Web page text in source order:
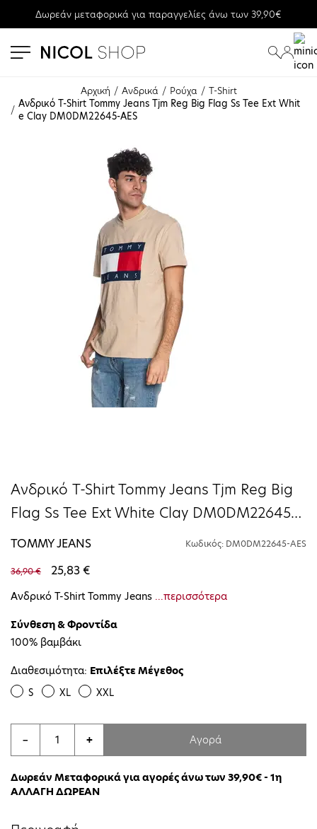
Δωρεάν μεταφορικά για παραγγελίες άνω των 39,90€
Αρχική Ανδρικά Ρούχα
T-Shirt
Ανδρικό T-Shirt Tommy Jeans Tjm Reg Big Flag Ss Tee Ext Whit
e Clay DM0DM22645-AES
Ανδρικό T-Shirt Tommy Jeans Tjm Reg Big
Flag Ss Tee Ext White Clay DM0DM22645-
AES
TOMMY JEANS Κωδικός: DM0DM22645-AES
36,90 € 25,83 €
Ανδρικό T-Shirt Tommy Jeans ...περισσότερα
Σύνθεση & Φροντίδα
100% βαμβάκι
Διαθεσιμότητα: Επιλέξτε Μέγεθος
S XL XXL
− + Αγορά
Δωρεάν Μεταφορικά για αγορές άνω των 39,90€ - 1η
ΑΛΛΑΓΗ ΔΩΡΕΑΝ